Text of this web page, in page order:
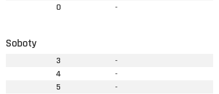
0
-
Soboty
3
-
4
-
5
-